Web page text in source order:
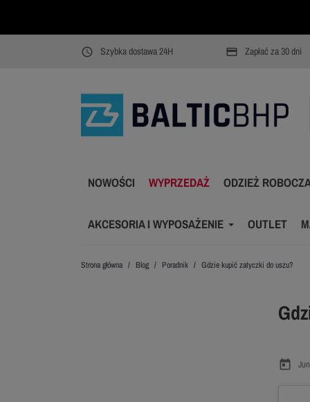
access_time Szybka dostawa 24H payment Zapłać za 30 dni
NOWOŚCI WYPRZEDAŻ ODZIEŻ
AKCESORIA I WYPOSAŻENIE OUTLET
Strona główna Blog Poradnik Gdzie kupić zatyczki do uszu?
today